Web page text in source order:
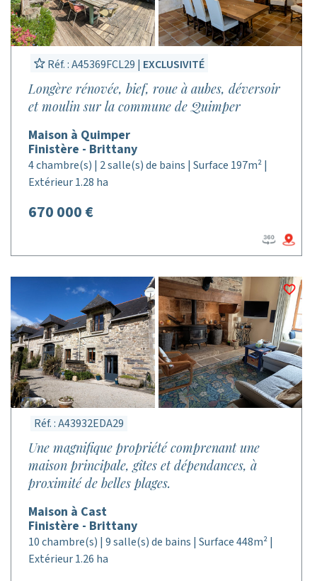
Réf. : A45369FCL29 | EXCLUSIVITÉ
Longère rénovée, bief, roue à aubes, déversoir
et moulin sur la commune de Quimper
Maison à Quimper
Finistère - Brittany
4 chambre(s) | 2 salle(s) de bains | Surface 197m² |
Extérieur 1.28 ha
670 000 €
Réf. : A43932EDA29
Une magnifique propriété comprenant une
maison principale, gîtes et dépendances, à
proximité de belles plages.
Maison à Cast
Finistère - Brittany
10 chambre(s) | 9 salle(s) de bains | Surface 448m² |
Extérieur 1.26 ha